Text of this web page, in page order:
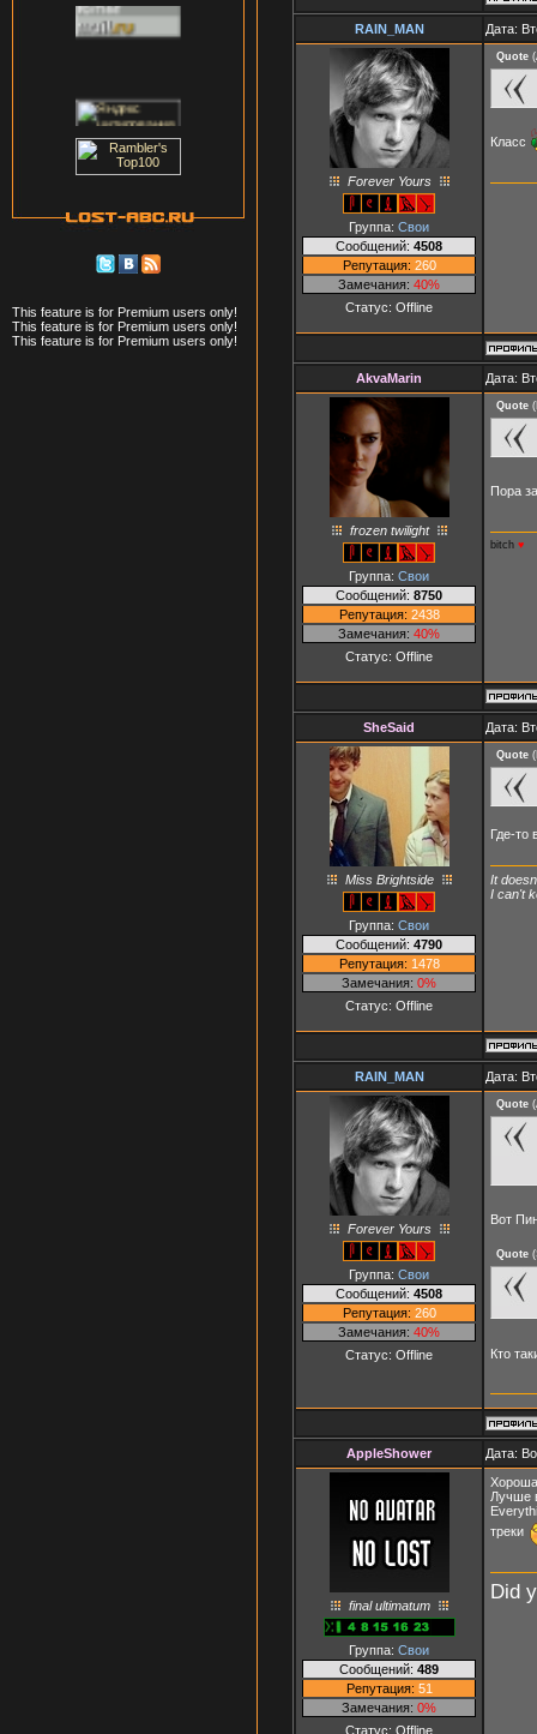
This feature is for Premium users only!
This feature is for Premium users only!
This feature is for Premium users only!
RAIN_MAN Дата:
Forever Yours
Группа: Свои
Сообщений: 4508
Репутация: 260
Замечания: 40%
Статус: Offline
Quote (
Класс
AkvaMarin Дата:
frozen twilight
Группа: Свои
Сообщений: 8750
Репутация: 2438
Замечания: 40%
Статус: Offline
Quote (
Пора
bitch ♥
SheSaid Дата:
Miss Brightside
Группа: Свои
Сообщений: 4790
Репутация: 1478
Замечания: 0%
Статус: Offline
Quote (
Где-то
It
I can't
RAIN_MAN Дата:
Forever Yours
Группа: Свои
Сообщений: 4508
Репутация: 260
Замечания: 40%
Статус: Offline
Quote (
Вот
Quote (
Кто
AppleShower Дата:
final ultimatum
Группа: Свои
Сообщений: 489
Репутация: 51
Замечания: 0%
Статус: Offline
Лучше
треки
Did